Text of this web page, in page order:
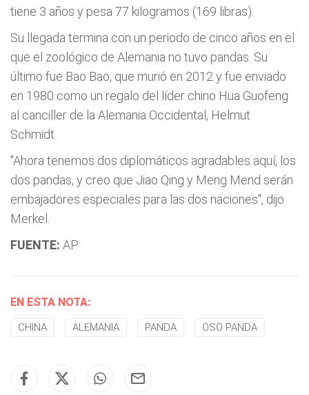
tiene 3 años y pesa 77 kilogramos (169 libras).
Su llegada termina con un periodo de cinco años en el
que el zoológico de Alemania no tuvo pandas. Su
último fue Bao Bao, que murió en 2012 y fue enviado
en 1980 como un regalo del líder chino Hua Guofeng
al canciller de la Alemania Occidental, Helmut
Schmidt.
"Ahora tenemos dos diplomáticos agradables aquí, los
dos pandas, y creo que Jiao Qing y Meng Mend serán
embajadores especiales para las dos naciones", dijo
Merkel.
FUENTE: AP
EN ESTA NOTA:
CHINA ALEMANIA PANDA OSO PANDA